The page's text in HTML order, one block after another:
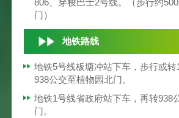
806、穿梭巴士2号线。（步行约
门）
地铁路线
地铁5号线板塘冲站下车，步行或转
938公交至植物园北门。
地铁1号线省政府站下车，再转938
门。